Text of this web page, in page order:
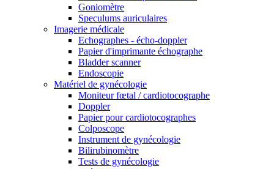
Goniomètre
Speculums auriculaires
Imagerie médicale
Echographes - écho-doppler
Papier d'imprimante échographe
Bladder scanner
Endoscopie
Matériel de gynécologie
Moniteur fœtal / cardiotocographe
Doppler
Papier pour cardiotocographes
Colposcope
Instrument de gynécologie
Bilirubinomètre
Tests de gynécologie